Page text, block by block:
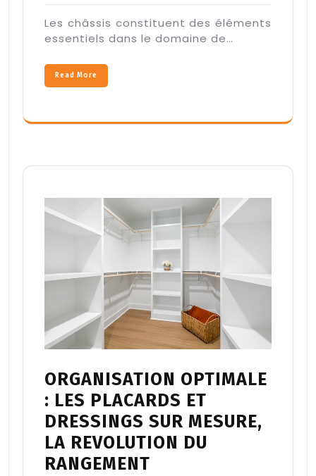
Les châssis constituent des éléments
essentiels dans le domaine de…
Read More
ORGANISATION OPTIMALE
: LES PLACARDS ET
DRESSINGS SUR MESURE,
LA REVOLUTION DU
RANGEMENT